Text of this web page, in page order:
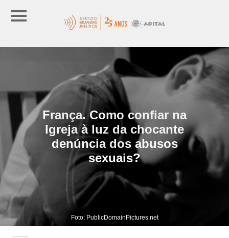
França. Como confiar na
Igreja à luz da chocante
denúncia dos abusos
sexuais?
Foto: PublicDomainPictures.net